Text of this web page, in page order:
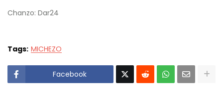
Chanzo: Dar24
Tags: MICHEZO
Facebook